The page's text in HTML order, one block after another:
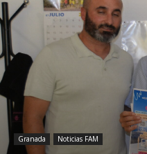
Granada Noticias FAM